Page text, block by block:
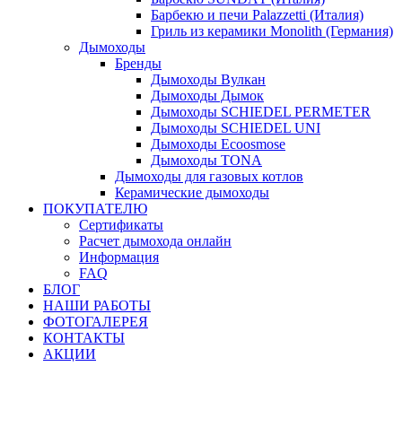
Барбекю и печи Palazzetti (Италия)
Гриль из керамики Monolith (Германия)
Дымоходы
Бренды
Дымоходы Вулкан
Дымоходы Дымок
Дымоходы SCHIEDEL PERMETER
Дымоходы SCHIEDEL UNI
Дымоходы Ecoosmose
Дымоходы TONA
Дымоходы для газовых котлов
Керамические дымоходы
ПОКУПАТЕЛЮ
Сертификаты
Расчет дымохода онлайн
Информация
FAQ
БЛОГ
НАШИ РАБОТЫ
ФОТОГАЛЕРЕЯ
КОНТАКТЫ
АКЦИИ